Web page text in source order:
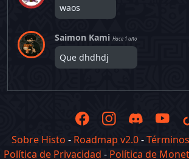
waos
Saimon Kami Hace 1 año
Que dhdhdj
Sobre Histo - Roadmap v2.0-
Política de Privacidad - Política de